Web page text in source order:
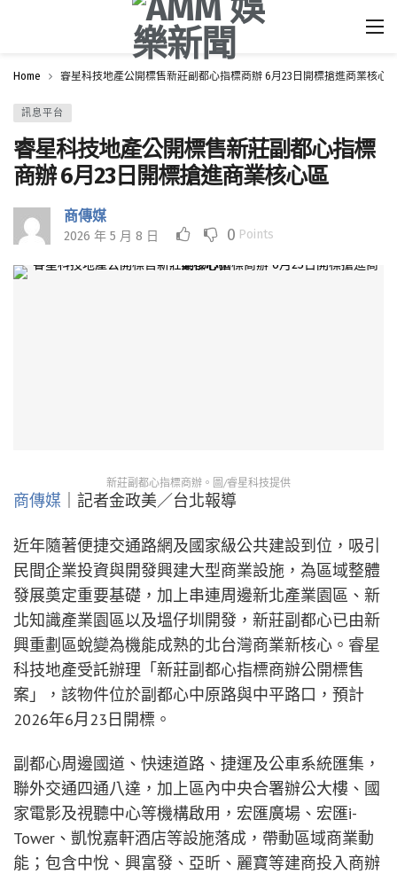
Home 睿星科技地產公開標售新莊副都心指標商辦 6月23日開標搶進商業核心
訊息平台
睿星科技地產公開標售新莊副都心指標
商辦 6月23日開標搶進商業核心區
商傳媒
2026 年 5 月 8 日 0 Points
新莊副都心指標商辦。圖/睿星科技提供
商傳媒 ｜記者金政美／台北報導
近年隨著便捷交通路網及國家級公共建設到位，吸引
民間企業投資與開發興建大型商業設施，為區域整體
發展奠定重要基礎，加上串連周邊新北產業園區、新
北知識產業園區以及塭仔圳開發，新莊副都心已由新
興重劃區蛻變為機能成熟的北台灣商業新核心。睿星
科技地產受託辦理「新莊副都心指標商辦公開標售
案」，該物件位於副都心中原路與中平路口，預計
2026年6月23日開標。
副都心周邊國道、快速道路、捷運及公車系統匯集，
聯外交通四通八達，加上區內中央合署辦公大樓、國
家電影及視聽中心等機構啟用，宏匯廣場、宏匯i-
Tower、凱悅嘉軒酒店等設施落成，帶動區域商業動
能；包含中悅、興富發、亞昕、麗寶等建商投入商辦